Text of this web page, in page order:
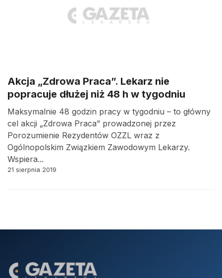
Akcja „Zdrowa Praca”. Lekarz nie
popracuje dłużej niż 48 h w tygodniu
Maksymalnie 48 godzin pracy w tygodniu – to główny
cel akcji „Zdrowa Praca” prowadzonej przez
Porozumienie Rezydentów OZZL wraz z
Ogólnopolskim Związkiem Zawodowym Lekarzy.
Wspiera...
21 sierpnia 2019